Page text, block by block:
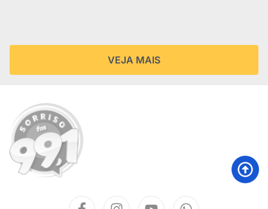
VEJA MAIS